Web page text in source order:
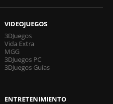
VIDEOJUEGOS
3DJuegos
Vida Extra
MGG
3DJuegos PC
3DJuegos Guías
ENTRETENIMIENTO